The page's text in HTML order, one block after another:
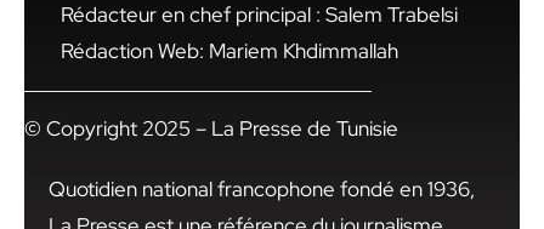
Rédacteur en chef principal : Salem Trabelsi
Rédaction Web: Mariem Khdimmallah
© Copyright 2025 – La Presse de Tunisie
Quotidien national francophone fondé en 1936,